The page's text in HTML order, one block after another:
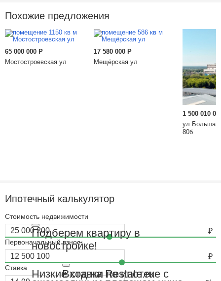
Вход на Restate.ru
Похожие предложения
65 000 000 Р
Мостостроевская ул
17 580 000 Р
Мещёрская ул
1 500 010
ул Большая
80б
Ипотечный калькулятор
Стоимость недвижимости
Первоначальный взнос
Ставка
Подберем квартиру в
новостройке!
Низкие ставки по ипотеке с